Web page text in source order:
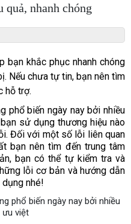
nhanh chóng
bạn khắc phục nhanh chóng
Nếu chưa tự tin, bạn nên tìm
hỗ trợ.
phổ biến ngày nay bởi nhiều
sử dụng thương hiệu nào
Đối với một số lỗi liên quan
bạn nên tìm đến trung tâm
bạn có thể tự kiểm tra và
lỗi cơ bản và hướng dẫn
nhé!